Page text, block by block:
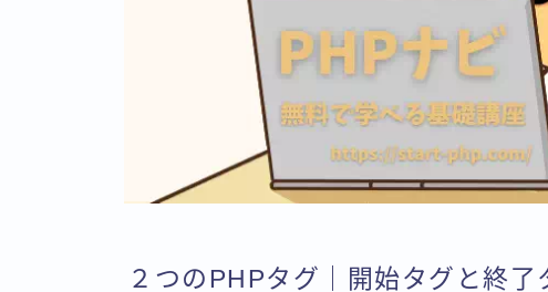
２つのPHPタグ｜開始タグと終了